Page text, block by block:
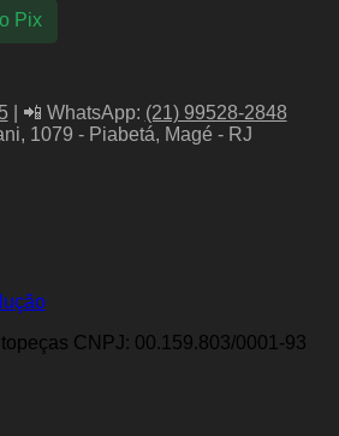
Pix
| 📲 WhatsApp: (21) 99528-2848
1079 - Piabetá, Magé - RJ
CNPJ: 00.159.803/0001-93